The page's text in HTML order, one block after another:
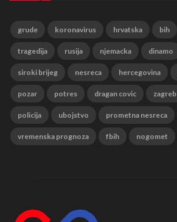
grude koronavirus hrvatska bih
tragedija rusija njemacka dinamo
siroki brijeg nesreca hercegovina
pozar potres dragan covic zagreb
policija ubojstvo prometna nesreca
vremenska prognoza fbih nogomet